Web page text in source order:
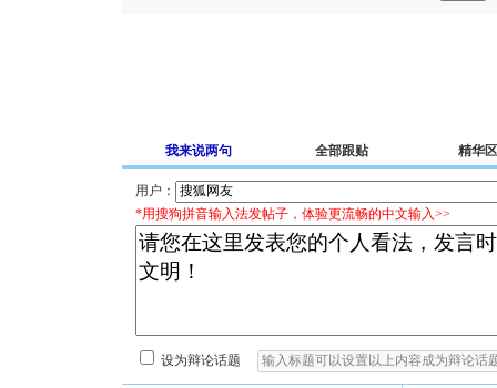
我来说两句 全部跟贴 精华区
用户：
*用搜狗拼音输入法发帖子，体验更流畅的中文输入>>
设为辩论话题